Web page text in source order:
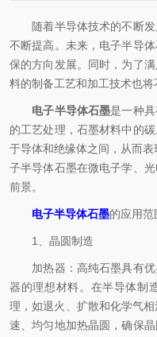
随着半导体技术的不断发
不断提高。未来，电子半导
保的方向发展。同时，为了
料的制备工艺和加工技术也将
电子半导体石墨是一种
的工艺处理，石墨材料中的
于导体和绝缘体之间，从而
子半导体石墨在微电子学、
前景。
电子半导体石墨的应用范
1、晶圆制造
加热器：高纯石墨具有优
器的理想材料。在半导体制
理，如退火、扩散和化学气
速、均匀地加热晶圆，确保